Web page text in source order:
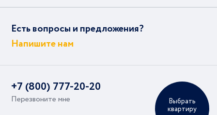
Выбрать
квартиру
Есть вопросы и предложения?
Напишите нам
+7 (800) 777-20-20
Перезвоните мне